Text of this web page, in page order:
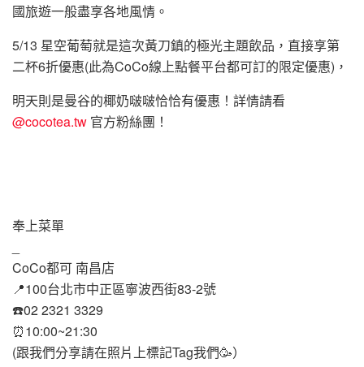
國旅遊一般盡享各地風情。
5/13 星空葡萄就是這次黃刀鎮的極光主題飲品，直接享第
二杯6折優惠(此為CoCo線上點餐平台都可訂的限定優惠)，
明天則是曼谷的椰奶啵啵恰恰有優惠！詳情請看
@cocotea.tw 官方粉絲團！
奉上菜單
CoCo都可 南昌店
📍100台北市中正區寧波西街83-2號
☎️02 2321 3329
⏰10:00~21:30
(跟我們分享請在照片上標記Tag我們🥳）